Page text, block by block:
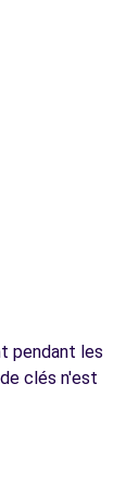
pendant les
clés n'est